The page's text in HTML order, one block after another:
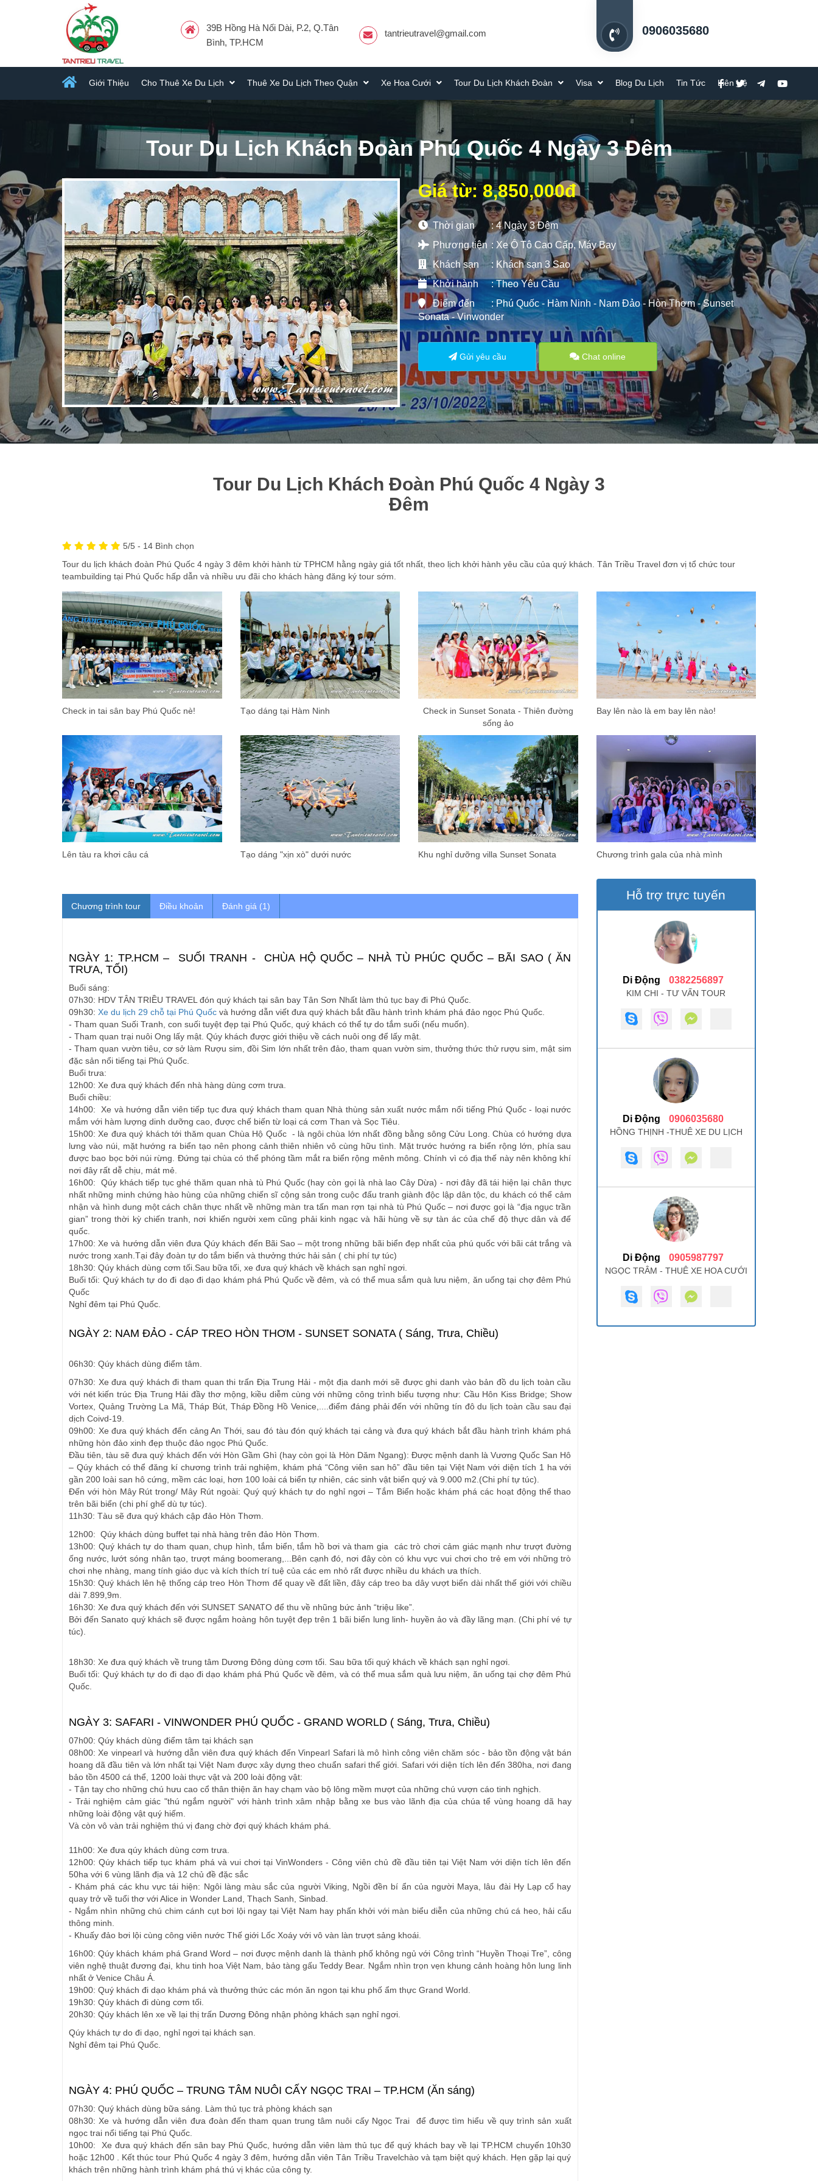
39B Hồng Hà Nối Dài, P.2, Q.Tân
Bình, TP.HCM
tantrieutravel@gmail.com 0906035680
Giới Thiệu Cho Thuê Xe Du Lịch Thuê Xe Du Lịch Theo Quận Xe Hoa Cưới Tour Du Lịch Khách Đoàn Visa Blog Du Lịch Tin Tức Liên Hệ
Tour Du Lịch Khách Đoàn Phú Quốc 4 Ngày 3 Đêm
Giá từ: 8,850,000đ
Thời gian
: 4 Ngày 3 Đêm
Phương tiện : Xe Ô Tô Cao Cấp, Máy Bay
Khách sạn
: Khách sạn 3 Sao
Khởi hành
: Theo Yêu Cầu
Điểm đến
: Phú Quốc - Hàm Ninh - Nam Đảo - Hòn Thơm - Sunset
Sonata - Vinwonder
Gửi yêu cầu Chat online
Tour Du Lịch Khách Đoàn Phú Quốc 4 Ngày 3
Đêm
5/5 - 14 Bình chọn
Tour du lịch khách đoàn Phú Quốc 4 ngày 3 đêm khởi hành từ TPHCM hằng ngày giá tốt nhất, theo lịch khởi hành yêu cầu của quý khách. Tân Triều Travel đơn vị tổ chức tour
teambuilding tại Phú Quốc hấp dẫn và nhiều ưu đãi cho khách hàng đăng ký tour sớm.
Check in tai sân bay Phú Quốc nè! Tạo dáng tại Hàm Ninh
Check in Sunset Sonata - Thiên đường
sống ảo
Bay lên nào là em bay lên nào!
Lên tàu ra khơi câu cá Tạo dáng "xịn xò" dưới nước Khu nghỉ dưỡng villa Sunset Sonata Chương trình gala của nhà mình
Chương trình tour Điều khoản Đánh giá (1)
NGÀY 1: TP.HCM – SUỐI TRANH - CHÙA HỘ QUỐC – NHÀ TÙ PHÚC QUỐC – BÃI SAO ( ĂN
TRƯA, TỐI)
Buổi sáng:
07h30: HDV TÂN TRIỀU TRAVEL đón quý khách tại sân bay Tân Sơn Nhất làm thủ tục bay đi Phú Quốc.
09h30: Xe du lịch 29 chỗ tại Phú Quốc và hướng dẫn viết đưa quý khách bắt đầu hành trình khám phá đảo ngọc Phú Quốc.
- Tham quan Suối Tranh, con suối tuyệt đẹp tại Phú Quốc, quý khách có thể tự do tắm suối (nếu muốn).
- Tham quan trại nuôi Ong lấy mật. Qúy khách được giới thiệu về cách nuôi ong để lấy mật.
- Tham quan vườn tiêu, cơ sở làm Rượu sim, đồi Sim lớn nhất trên đảo, tham quan vườn sim, thưởng thức thử rượu sim, mật sim
đặc sản nổi tiếng tại Phú Quốc.
Buổi trưa:
12h00: Xe đưa quý khách đến nhà hàng dùng cơm trưa.
Buổi chiều:
14h00: Xe và hướng dẫn viên tiếp tục đưa quý khách tham quan Nhà thùng sản xuất nước mắm nổi tiếng Phú Quốc - loại nước
mắm với hàm lượng dinh dưỡng cao, được chế biến từ loại cá cơm Than và Sọc Tiêu.
15h00: Xe đưa quý khách tới thăm quan Chùa Hộ Quốc - là ngôi chùa lớn nhất đồng bằng sông Cửu Long. Chùa có hướng dựa
lưng vào núi, mặt hướng ra biển tạo nên phong cảnh thiên nhiên vô cùng hữu tình. Mặt trước hướng ra biển rộng lớn, phía sau
được bao bọc bởi núi rừng. Đứng tại chùa có thể phóng tầm mắt ra biển rộng mênh mông. Chính vì có địa thế này nên không khí
nơi đây rất dễ chịu, mát mẻ.
16h00: Qúy khách tiếp tục ghé thăm quan nhà tù Phú Quốc (hay còn gọi là nhà lao Cây Dừa) - nơi đây đã tái hiện lại chân thực
nhất những minh chứng hào hùng của những chiến sĩ cộng sản trong cuộc đấu tranh giành độc lập dân tộc, du khách có thể cảm
nhận và hình dung một cách chân thực nhất về những màn tra tấn man rợn tại nhà tù Phú Quốc – nơi được gọi là “địa ngục trần
gian” trong thời kỳ chiến tranh, nơi khiến người xem cũng phải kinh ngạc và hãi hùng về sự tàn ác của chế độ thực dân và đế
quốc.
17h00: Xe và hướng dẫn viên đưa Qúy khách đến Bãi Sao – một trong những bãi biển đẹp nhất của phú quốc với bãi cát trắng và
nước trong xanh.Tại đây đoàn tự do tắm biển và thưởng thức hải sản ( chi phí tự túc)
18h30: Qúy khách dùng cơm tối.Sau bữa tối, xe đưa quý khách về khách sạn nghỉ ngơi.
Buối tối: Quý khách tự do đi dạo đi dạo khám phá Phú Quốc về đêm, và có thể mua sắm quà lưu niệm, ăn uống tại chợ đêm Phú
Quốc
Nghỉ đêm tại Phú Quốc.
NGÀY 2: NAM ĐẢO - CÁP TREO HÒN THƠM - SUNSET SONATA ( Sáng, Trưa, Chiều)
06h30: Qúy khách dùng điểm tâm.
07h30: Xe đưa quý khách đi tham quan thi trấn Địa Trung Hải - một địa danh mới sẽ được ghi danh vào bản đồ du lịch toàn cầu
với nét kiến trúc Địa Trung Hải đầy thơ mộng, kiều diễm cùng với những công trình biểu tượng như: Cầu Hôn Kiss Bridge; Show
Vortex, Quảng Trường La Mã, Tháp Bút, Tháp Đồng Hồ Venice,....điểm đáng phải đến với những tín đô du lịch toàn cầu sau đại
dịch Coivd-19.
09h00: Xe đưa quý khách đến cảng An Thới, sau đó tàu đón quý khách tại cảng và đưa quý khách bắt đầu hành trình khám phá
những hòn đảo xinh đẹp thuộc đảo ngọc Phú Quốc.
Đầu tiên, tàu sẽ đưa quý khách đến với Hòn Gầm Ghì (hay còn gọi là Hòn Dăm Ngang): Được mệnh danh là Vương Quốc San Hô
– Qúy khách có thể đăng kí chương trình trải nghiệm, khám phá “Công viên san hô” đầu tiên tại Việt Nam với diện tích 1 ha với
gần 200 loài san hô cứng, mềm các loại, hơn 100 loài cá biển tự nhiên, các sinh vật biển quý và 9.000 m2.(Chi phí tự túc).
Đến với hòn Mây Rút trong/ Mây Rút ngoài: Quý quý khách tự do nghỉ ngơi – Tắm Biển hoặc khám phá các hoạt động thể thao
trên bãi biển (chi phí ghế dù tự túc).
11h30: Tàu sẽ đưa quý khách cập đảo Hòn Thơm.
12h00: Qúy khách dùng buffet tại nhà hàng trên đảo Hòn Thơm.
13h00: Quý khách tự do tham quan, chụp hình, tắm biển, tắm hồ bơi và tham gia các trò chơi cảm giác mạnh như trượt đường
ống nước, lướt sóng nhân tạo, trượt máng boomerang,...Bên cạnh đó, nơi đây còn có khu vực vui chơi cho trẻ em với những trò
chơi nhẹ nhàng, mang tính giáo dục và kích thích trí tuệ của các em nhỏ rất được nhiều du khách ưa thích.
15h30: Quý khách lên hệ thống cáp treo Hòn Thơm để quay về đất liền, đây cáp treo ba dây vượt biển dài nhất thế giới với chiều
dài 7.899,9m.
16h30: Xe đưa quý khách đến với SUNSET SANATO để thu về nhũng bức ảnh “triệu like”.
Bởi đến Sanato quý khách sẽ được ngắm hoàng hôn tuyệt đẹp trên 1 bãi biển lung linh- huyền ảo và đầy lãng mạn. (Chi phí vé tự
túc).
18h30: Xe đưa quý khách về trung tâm Dương Đông dùng cơm tối. Sau bữa tối quý khách về khách sạn nghỉ ngơi.
Buối tối: Quý khách tự do đi dạo đi dạo khám phá Phú Quốc về đêm, và có thể mua sắm quà lưu niệm, ăn uống tại chợ đêm Phú
Quốc.
NGÀY 3: SAFARI - VINWONDER PHÚ QUỐC - GRAND WORLD ( Sáng, Trưa, Chiều)
07h00: Qúy khách dùng điểm tâm tại khách sạn
08h00: Xe vinpearl và hướng dẫn viên đưa quý khách đến Vinpearl Safari là mô hình công viên chăm sóc - bảo tồn động vật bán
hoang dã đầu tiên và lớn nhất tại Việt Nam được xây dựng theo chuẩn safari thế giới. Safari với diện tích lên đến 380ha, nơi đang
bảo tồn 4500 cá thể, 1200 loài thực vật và 200 loài động vật:
- Tận tay cho những chú hưu cao cổ thân thiện ăn hay chạm vào bộ lông mềm mượt của những chú vượn cáo tinh nghịch.
- Trải nghiệm cảm giác "thú ngắm người" với hành trình xâm nhập bằng xe bus vào lãnh địa của chúa tể vùng hoang dã hay
những loài động vật quý hiếm.
Và còn vô vàn trải nghiệm thú vị đang chờ đợi quý khách khám phá.
11h00: Xe đưa qúy khách dùng cơm trưa.
12h00: Qúy khách tiếp tục khám phá và vui chơi tại VinWonders - Công viên chủ đề đầu tiên tại Việt Nam với diện tích lên đến
50ha với 6 vùng lãnh địa và 12 chủ đề đặc sắc
- Khám phá các khu vực tái hiện: Ngôi làng màu sắc của người Viking, Ngồi đền bí ẩn của người Maya, lâu đài Hy Lạp cổ hay
quay trở về tuổi thơ với Alice in Wonder Land, Thạch Sanh, Sinbad.
- Ngắm nhìn những chú chim cánh cụt bơi lội ngay tại Việt Nam hay phấn khởi với màn biểu diễn của những chú cá heo, hải cẩu
thông minh.
- Khuấy đảo bơi lội cùng công viên nước Thế giới Lốc Xoáy với vô vàn làn trượt sảng khoái.
16h00: Qúy khách khám phá Grand Word – nơi được mệnh danh là thành phố không ngủ với Công trình “Huyền Thoại Tre”, công
viên nghệ thuật đương đại, khu tinh hoa Việt Nam, bảo tàng gấu Teddy Bear. Ngắm nhìn trọn vẹn khung cảnh hoàng hôn lung linh
nhất ở Venice Châu Á.
19h00: Quý khách đi dạo khám phá và thưởng thức các món ăn ngon tại khu phố ẩm thực Grand World.
19h30: Qúy khách đi dùng cơm tối.
20h30: Qúy khách lên xe về lại thị trấn Dương Đông nhận phòng khách sạn nghỉ ngơi.
Qúy khách tự do đi dạo, nghỉ ngơi tại khách sạn.
Nghỉ đêm tại Phú Quốc.
NGÀY 4: PHÚ QUỐC – TRUNG TÂM NUÔI CẤY NGỌC TRAI – TP.HCM (Ăn sáng)
07h30: Quý khách dùng bữa sáng. Làm thủ tục trả phòng khách sạn
08h30: Xe và hướng dẫn viên đưa đoàn đến tham quan trung tâm nuôi cấy Ngọc Trai để được tìm hiểu về quy trình sản xuất
ngọc trai nổi tiếng tại Phú Quốc.
10h00: Xe đưa quý khách đến sân bay Phú Quốc, hướng dẫn viên làm thủ tục để quý khách bay về lại TP.HCM chuyến 10h30
hoặc 12h00 . Kết thúc tour Phú Quốc 4 ngày 3 đêm, hướng dẫn viên Tân Triều Travelchào và tạm biệt quý khách. Hẹn gặp lại quý
khách trên những hành trình khám phá thú vị khác của công ty.
Hỗ trợ trực tuyến
Di Động 0382256897
KIM CHI - TƯ VẤN TOUR
Di Động 0906035680
HỒNG THỊNH -THUÊ XE DU LỊCH
Di Động 0905987797
NGỌC TRÂM - THUÊ XE HOA CƯỚI